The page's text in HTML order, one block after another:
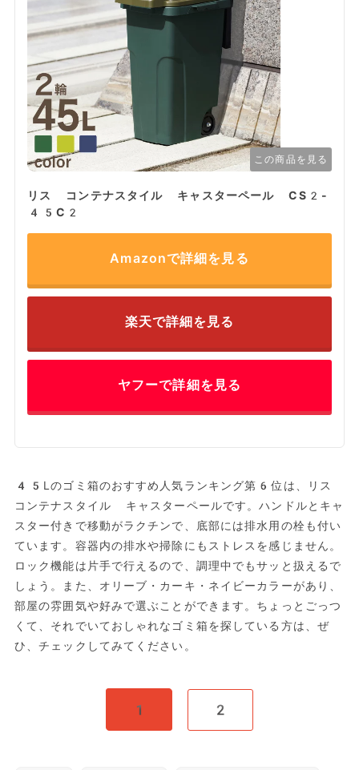
この商品を見る
リス コンテナスタイル キャスターペール CS2-
45C2
Amazonで詳細を見る
楽天で詳細を見る
ヤフーで詳細を見る
45Lのゴミ箱のおすすめ人気ランキング第6位は、リス
コンテナスタイル キャスターペールです。ハンドルとキャ
スター付きで移動がラクチンで、底部には排水用の栓も付い
ています。容器内の排水や掃除にもストレスを感じません。
ロック機能は片手で行えるので、調理中でもサッと扱えるで
しょう。また、オリーブ・カーキ・ネイビーカラーがあり、
部屋の雰囲気や好みで選ぶことができます。ちょっとごっつ
くて、それでいておしゃれなゴミ箱を探している方は、ぜ
ひ、チェックしてみてください。
1 2